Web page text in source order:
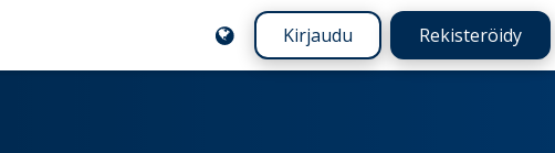
Kirjaudu Rekisteröidy